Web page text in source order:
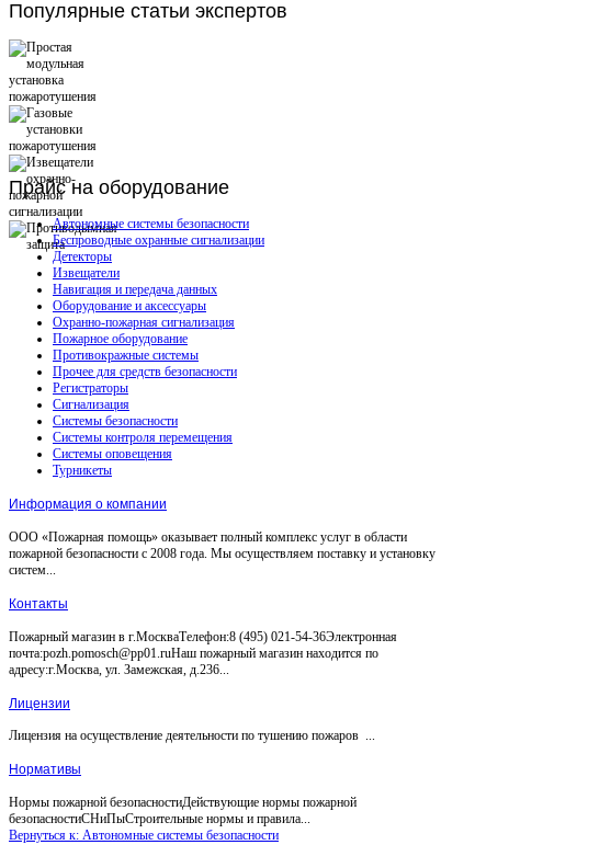
Популярные статьи экспертов
Прайсна оборудование
Автономные системы безопасности
Беспроводные охранные сигнализации
Детекторы
Извещатели
Навигация и передача данных
Оборудование и аксессуары
Охранно-пожарная сигнализация
Пожарное оборудование
Противокражные системы
Прочее для средств безопасности
Регистраторы
Сигнализация
Системы безопасности
Системы контроля перемещения
Системы оповещения
Турникеты
Информация о компании
ООО «Пожарная помощь» оказывает полный комплекс услуг в области
пожарной безопасности с 2008 года. Мы осуществляем поставку и установку
систем...
Контакты
Пожарный магазин в г.МоскваТелефон:8 (495) 021-54-36Электронная
почта:pozh.pomosch@pp01.ruНаш пожарный магазин находится по
адресу:г.Москва, ул. Замежская, д.236...
Лицензии
Лицензия на осуществление деятельности по тушению пожаров ...
Нормативы
Нормы пожарной безопасностиДействующие нормы пожарной
безопасностиСНиПыСтроительные нормы и правила...
Вернуться к: Автономные системы безопасности